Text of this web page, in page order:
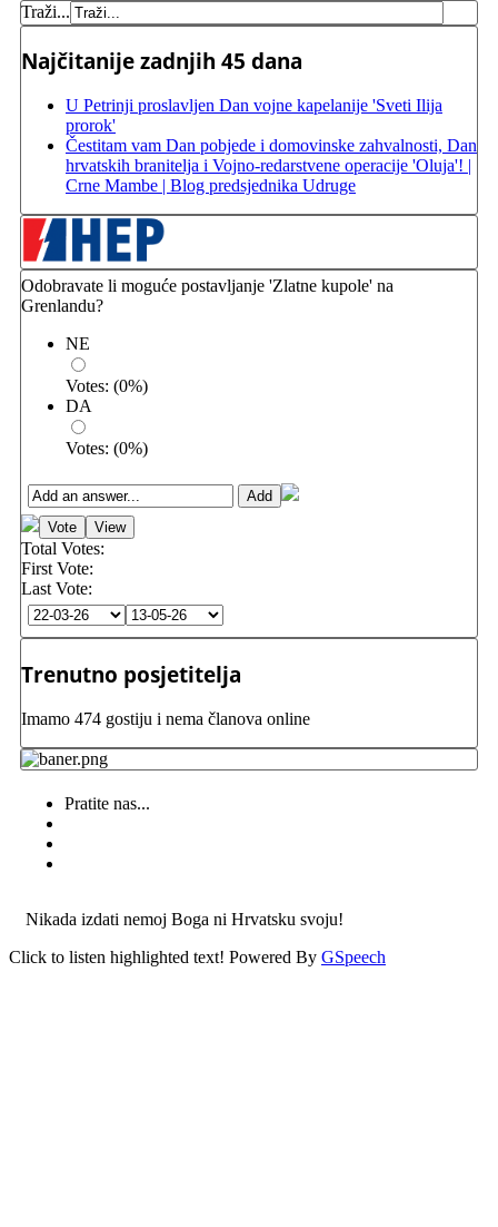
Traži...
Najčitanije zadnjih 45 dana
U Petrinji proslavljen Dan vojne kapelanije 'Sveti Ilija
prorok'
Čestitam vam Dan pobjede i domovinske zahvalnosti, Dan
hrvatskih branitelja i Vojno-redarstvene operacije 'Oluja'! |
Crne Mambe | Blog predsjednika Udruge
Odobravate li moguće postavljanje 'Zlatne kupole' na
Grenlandu?
NE
Votes: (0%)
DA
Votes: (0%)
Total Votes:
First Vote:
Last Vote:
Trenutno posjetitelja
Imamo 474 gostiju i nema članova online
Pratite nas...
Nikada izdati nemoj Boga ni Hrvatsku svoju!
Click to listen highlighted text! Powered By GSpeech